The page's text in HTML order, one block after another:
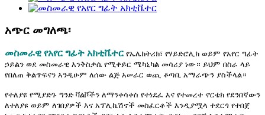
አጭር መግለጫ፡
መስመራዊ የአየር ግፊት አክቲቬተር የኤሌክትሪክ፣ የሃይድሮሊክ ወይም የአየር ግፊት
ኃይልን ወደ መስመራዊ እንቅስቃሴ የሚቀይር ሜካኒካል መሳሪያ ነው። ይህም በስራ ላይ
የበለጠ ቅልጥፍናን እንዲሁም ለሰው ልጅ አሠራር ወጪ ቆጣቢ አማራጭን ያስችላል።
የተለያዩ የሚያድጉ ግንድ ቫልቮችን ለማንቀሳቀስ የተነደፈ እና የተመረተ ኖርቴክ የደንበኛውን
ለተለያዩ ወይም ለገበያዎች እና አፕሊኬሽኖች መስፈርቶች እንዲያሟላ ተደርጎ የተበጀ